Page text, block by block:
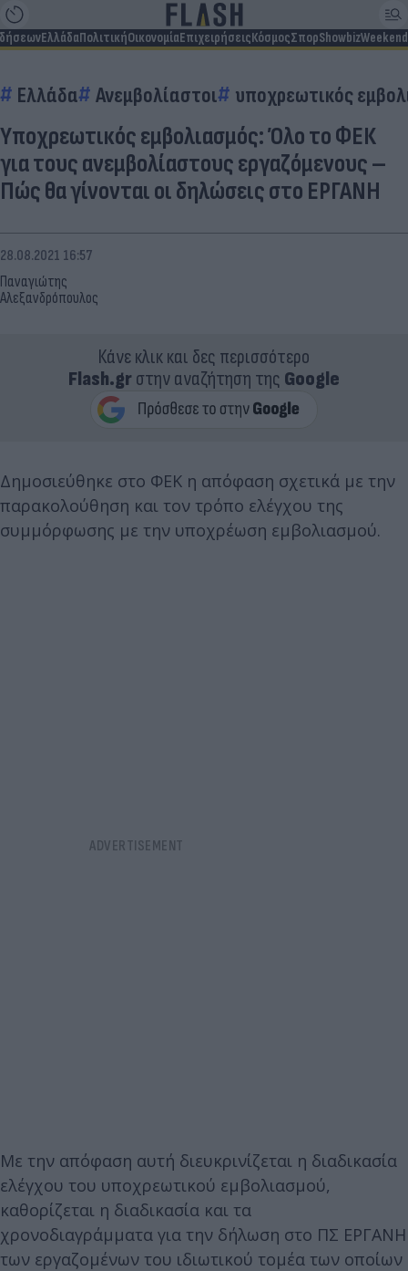
ΕλλάδαΠολιτικήΟικονομίαΕπιχειρήσειςΚόσμοςΣπορShowbizWeekend
Ελλάδα Ανεμβολίαστοι υποχρεωτικός
Υποχρεωτικός εμβολιασμός: Όλο το ΦΕΚ
για τους ανεμβολίαστους εργαζόμενους –
Πώς θα γίνονται οι δηλώσεις στο ΕΡΓΑΝΗ
Παναγιώτης
Αλεξανδρόπουλος
28.08.2021 16:57
Κάνε κλικ και δες περισσότερο
Flash.grστην αναζήτηση της Google
Δημοσιεύθηκε στο ΦΕΚ η απόφαση σχετικά με την
παρακολούθηση και τον τρόπο ελέγχου της
συμμόρφωσης με την υποχρέωση εμβολιασμού.
Με την απόφαση αυτή διευκρινίζεται η διαδικασία
ελέγχου του υποχρεωτικού εμβολιασμού,
καθορίζεται η διαδικασία και τα
χρονοδιαγράμματα για την δήλωση στο ΠΣ ΕΡΓΑΝΗ
των εργαζομένων του ιδιωτικού τομέα των οποίων